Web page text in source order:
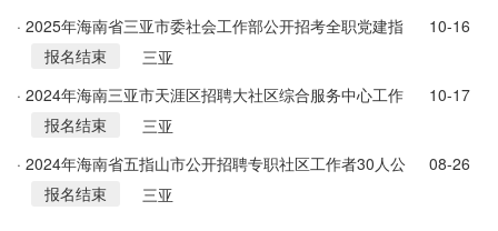
1号)
· 2025年海南省三亚市委社会工作部公开招考全职党建指
导员公告(第1号)
10-16
报名结束
三亚
· 2024年海南三亚市天涯区招聘大社区综合服务中心工作
人员30人公告（第1号）
10-17
报名结束
三亚
· 2024年海南省五指山市公开招聘专职社区工作者30人公
08-26
报名结束
三亚